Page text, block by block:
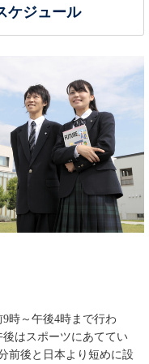
ケジュール
時～午後4時まで行わ
はスポーツにあててい
前後と日本より短めに設